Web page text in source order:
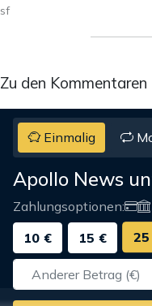
sf
Zu den Kommentaren
Einmalig
Apollo News
Zahlungsoptionen:
10 €
15 €